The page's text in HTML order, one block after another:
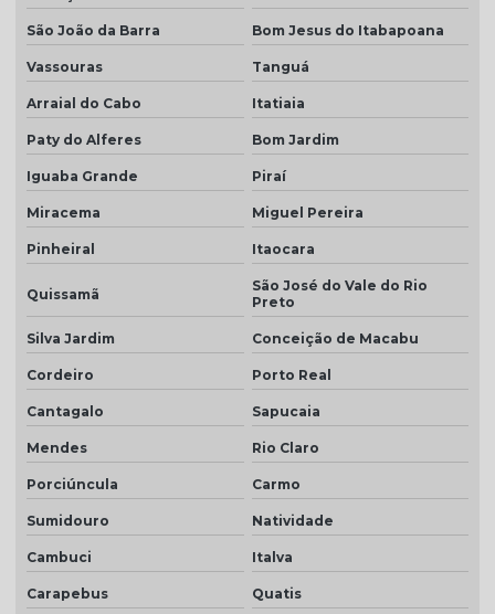
Telha dupla americana
Telha dupla colonial
Telha dupla face esmaltada
Telha dupla portuguesa
Telha dupla preço
Telha dupla romana
Telha em monte carmelo
Telha esmaltado caramelo
Telha grafite
Telha grafite esmaltada
Telha hidrofugada
Telha hidrofugada preço
Telha marfim
Telha marfim preço
São João da Barra Bom Jesus do Itabapoana
Vassouras Tanguá
Arraial do Cabo Itatiaia
Paty do Alferes Bom Jardim
Iguaba Grande Piraí
Miracema Miguel Pereira
Pinheiral Itaocara
Quissamã
São José do Vale do Rio
Preto
Silva Jardim Conceição de Macabu
Cordeiro Porto Real
Cantagalo Sapucaia
Mendes Rio Claro
Porciúncula Carmo
Sumidouro Natividade
Cambuci Italva
Carapebus Quatis